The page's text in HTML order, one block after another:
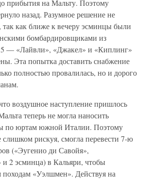
прибытия на Мальту. Поэтому
назад. Разумное решение не
так как ближе к вечеру эсминцы были
бомбардировщиками из
— «Лайвли», «Джакел» и «Киплинг»
Эта попытка доставить снабжение
полностью провалилась, но и дорого
воздушное наступление пришлось
теперь не могла наносить
по юртам южной Италии. Поэтому
рискуя, смогла перевести 7-ю
(«Эугенио ди Савойя»,
2 эсминца) в Кальяри, чтобы
«Уэлшмен». Действуя на